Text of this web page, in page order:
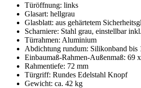
Türöffnung: links
Glasart: hellgrau
Glasblatt: aus gehärtetem
Scharniere: Stahl grau, einstellbar
Türrahmen: Aluminium
Abdichtung rundum: Silikonband bis
Einbaumaß-Rahmen-Außenmaß: 69
Rahmentiefe: 72 mm
Türgriff: Rundes Edelstahl Knopf
Gewicht: ca. 42 kg